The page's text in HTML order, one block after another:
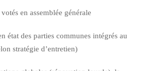
en assemblée générale
état des parties communes intégrés au
stratégie d’entretien)